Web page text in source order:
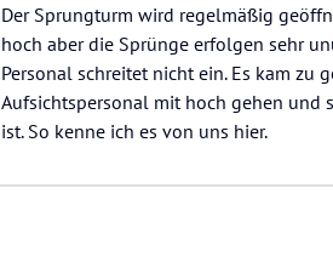
Der Sprungturm wird regelmäßig
hoch aber die Sprünge erfolgen sehr
Personal schreitet nicht ein. Es kam zu
Aufsichtspersonal mit hoch gehen und
ist. So kenne ich es von uns hier.